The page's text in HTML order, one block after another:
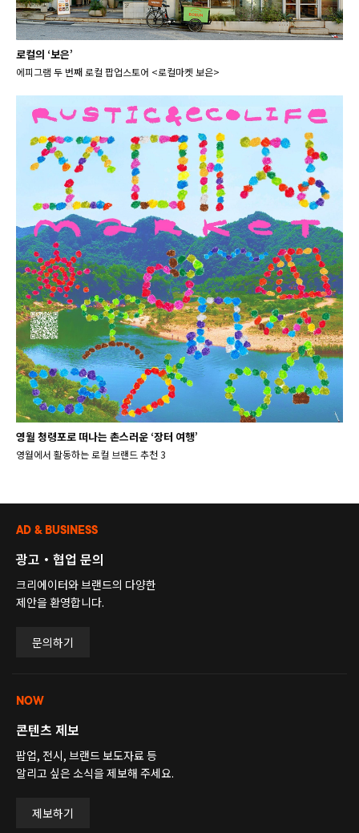
로컬의 ‘보은’
에피그램 두 번째 로컬 팝업스토어 <로컬마켓 보은>
영월 청령포로 떠나는 촌스러운 ‘장터 여행’
영월에서 활동하는 로컬 브랜드 추천 3
AD & BUSINESS
광고・협업 문의
크리에이터와 브랜드의 다양한
제안을 환영합니다.
문의하기
NOW
콘텐츠 제보
팝업, 전시, 브랜드 보도자료 등
알리고 싶은 소식을 제보해 주세요.
제보하기